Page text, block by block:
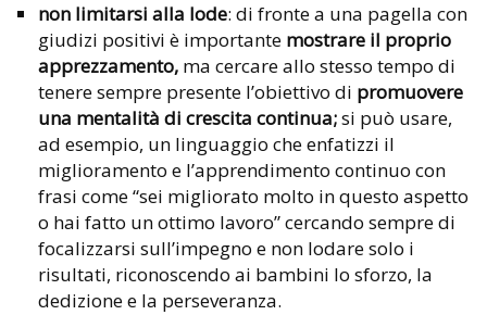
non limitarsi alla lode: di fronte a una pagella con
giudizi positivi è importante mostrare il proprio
apprezzamento, ma cercare allo stesso tempo di
tenere sempre presente l’obiettivo di promuovere
una mentalità di crescita continua;si può usare,
ad esempio, un linguaggio che enfatizzi il
miglioramento e l’apprendimento continuo con
frasi come “sei migliorato molto in questo aspetto
o hai fatto un ottimo lavoro” cercando sempre di
focalizzarsi sull’impegno e non lodare solo i
risultati, riconoscendo ai bambini lo sforzo, la
dedizione e la perseveranza.